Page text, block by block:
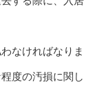
なければなりま
度の汚損に関し